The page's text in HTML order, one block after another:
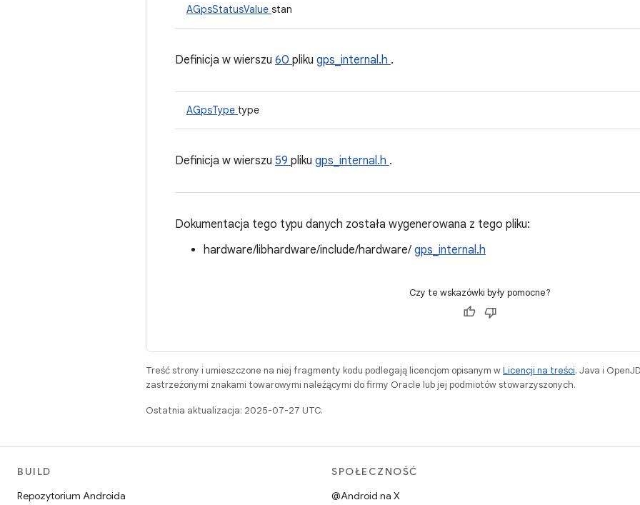
AGpsStatusValue stan
Definicja w wierszu 60 pliku gps_internal.h .
AGpsType type
Definicja w wierszu 59 pliku gps_internal.h .
Dokumentacja tego typu danych została wygenerowana z tego pliku:
hardware/libhardware/include/hardware/ gps_internal.h
Czy te wskazówki były pomocne?
Treść strony i umieszczone na niej fragmenty kodu podlegają licencjom opisanym wLicencji na treści. Java i
zastrzeżonymi znakami towarowymi należącymi do firmy Oracle lub jej podmiotów stowarzyszonych.
Ostatnia aktualizacja: 2025-07-27 UTC.
BUILD
Repozytorium Androida
SPOŁECZNOŚĆ
@Android na X